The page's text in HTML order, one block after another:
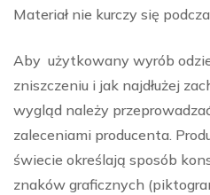
Materiał nie kurczy się
Aby użytkowany wyrób
zniszczeniu i jak najdłużej
wygląd należy
zaleceniami producenta.
świecie określają sposób
znaków graficznych